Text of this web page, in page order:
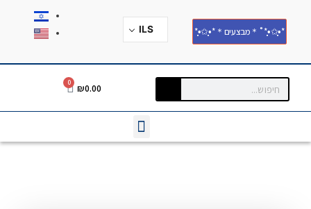
*•̩̩͙✩•̩̩͙*˚＊מבצעים＊*•̩̩͙✩•̩̩͙* ILS
₪0.00
0